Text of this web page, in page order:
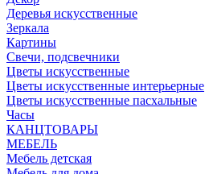
Деревья искусственные
Зеркала
Картины
Свечи, подсвечники
Цветы искусственные
Цветы искусственные интерьерные
Цветы искусственные пасхальные
Часы
КАНЦТОВАРЫ
МЕБЕЛЬ
Мебель детская